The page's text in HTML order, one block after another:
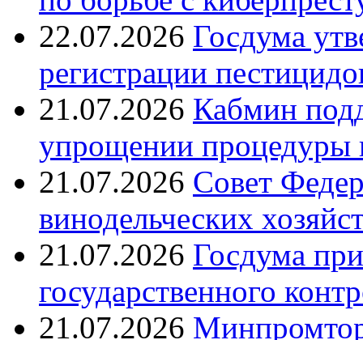
22.07.2026 Госдума
регистрации
21.07.2026 Кабмин
упрощении процедуры
21.07.2026 Совет
винодельческих
21.07.2026 Госдума
государственного
21.07.2026